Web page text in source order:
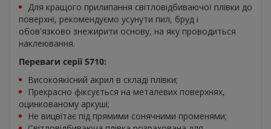
Для кращого прилипання світловідбиваючої плівки до
поверхні, рекомендуємо усунути пил, бруд і
обов'язково знежирити основу, на яку проводиться
наклеювання.
Переваги серії 5710:
Високоякісний акрил в складі плівки;
Прекрасно фіксується на металевих поверхнях,
оцинкованому аркуші;
Не вицвітає під прямими сонячними променями;